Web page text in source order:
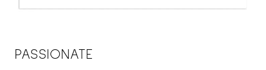
PASSIONATE